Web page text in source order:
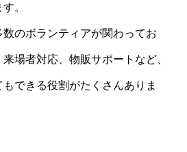
。
のボランティアが関わってお
場者対応、物販サポートなど、
できる役割がたくさんありま